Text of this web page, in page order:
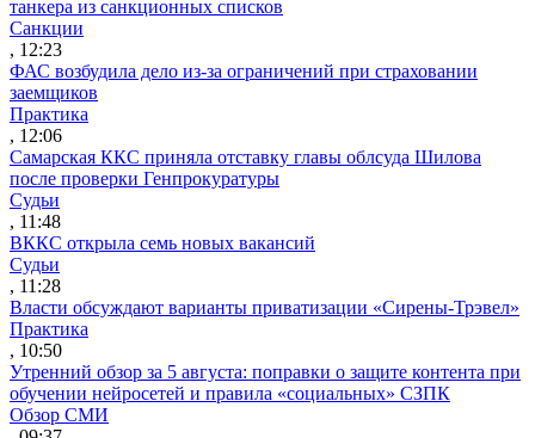
танкера из санкционных списков
Санкции
, 12:23
ФАС возбудила дело из-за ограничений при страховании
заемщиков
Практика
, 12:06
Самарская ККС приняла отставку главы облсуда Шилова
после проверки Генпрокуратуры
Судьи
, 11:48
ВККС открыла семь новых вакансий
Судьи
, 11:28
Власти обсуждают варианты приватизации «Сирены-Трэвел»
Практика
, 10:50
Утренний обзор за 5 августа: поправки о защите контента при
обучении нейросетей и правила «социальных» СЗПК
Обзор СМИ